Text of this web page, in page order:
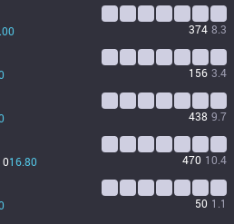
374 8.3
156 3.4
438 9.7
16.80 470 10.4
50 1.1